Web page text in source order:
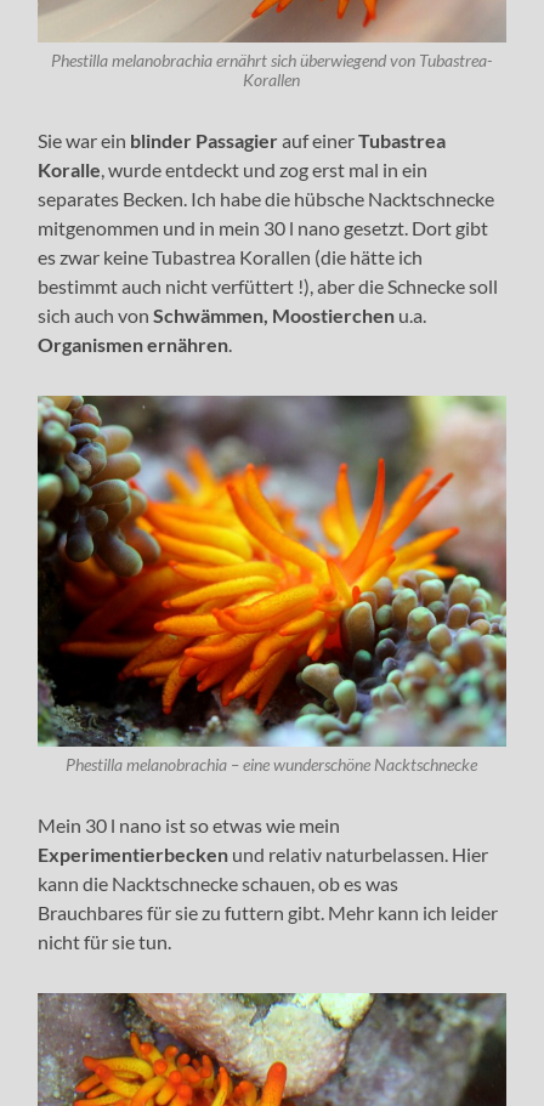
Phestilla melanobrachia ernährt sich überwiegend von Tubastrea-
Korallen
Sie war ein blinder Passagierauf einerTubastrea
Koralle, wurde entdeckt und zog erst mal in ein
separates Becken. Ich habe die hübsche Nacktschnecke
mitgenommen und in mein 30 l nano gesetzt. Dort gibt
es zwar keine Tubastrea Korallen (die hätte ich
bestimmt auch nicht verfüttert !), aber die Schnecke soll
sich auch vonSchwämmen, Moostierchen u.a.
Organismen ernähren.
Phestilla melanobrachia – eine wunderschöne Nacktschnecke
Mein 30 l nano ist so etwas wie mein
Experimentierbecken und relativ naturbelassen. Hier
kann die Nacktschnecke schauen, ob es was
Brauchbares für sie zu futtern gibt. Mehr kann ich leider
nicht für sie tun.